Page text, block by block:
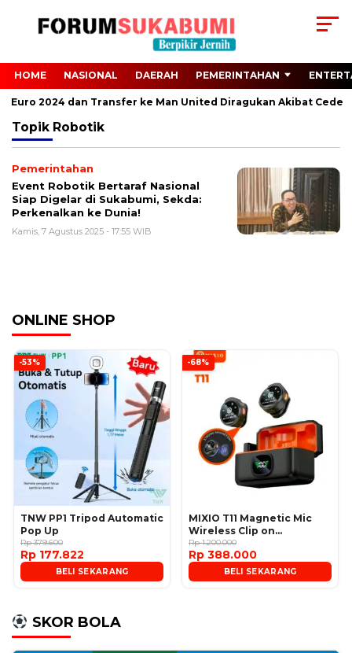
HOME NASIONAL DAERAH PEMERINTAHAN
2024 dan Transfer ke Man United Diragukan Akibat Cedera
Topik Robotik
Pemerintahan
Event Robotik Bertaraf Nasional
Siap Digelar di Sukabumi, Sekda:
Perkenalkan ke Dunia!
Kamis, 7 Agustus 2025 - 17:55 WIB
ONLINE SHOP
-53%
TNW PP1 Tripod Automatic
Pop Up
Rp 379.600
Rp 177.822
BELI SEKARANG
-68%
MIXIO T11 Magnetic Mic
Wireless Clip on
Microphone
Rp 1.200.000
Rp 388.000
BELI SEKARANG
SKOR BOLA